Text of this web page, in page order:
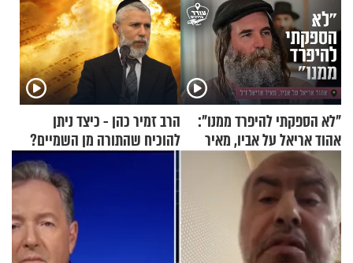
"לא הספקתי להיפרד ממנו":
אהוד אריאל על אביו, מאיר
אריאל ז"ל
הרב זמיר כהן - כיצד ניתן
להוכיח שהתורה מן השמיים?